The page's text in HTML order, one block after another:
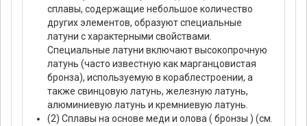
сплавы, содержащие небольшое количество
других элементов, образуют специальные
латуни с характерными свойствами.
Специальные латуни включают высокопрочную
латунь (часто известную как марганцовистая
бронза), используемую в кораблестроении, а
также свинцовую латунь, железную латунь,
алюминиевую латунь и кремниевую латунь.
(2) Сплавы на основе меди и олова ( бронзы ) (см.